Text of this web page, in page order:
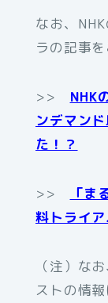
なお、
ラの記事を
>> NHK
ンデマン
た！？
>>
「ま
料トライア
（注）な
ストの情